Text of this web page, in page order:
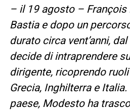
– il 19 agosto –
Bastia e dopo un
durato circa vent’anni,
decide di intraprendere
dirigente, ricoprendo
Grecia, Inghilterra e
paese, Modesto ha